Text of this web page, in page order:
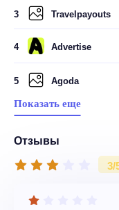
3 Travelpayouts
4 Advertise
5 Agoda
Показать еще
Отзывы
3/